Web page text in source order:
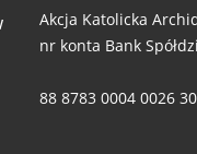
Akcja Katolicka
nr konta Bank
88 8783 0004 0026